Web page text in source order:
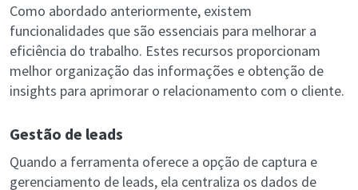
Como abordado anteriormente, existem
funcionalidades que são essenciais para melhorar a
eficiência do trabalho. Estes recursos proporcionam
melhor organização das informações e obtenção de
insights para aprimorar o relacionamento com o cliente.
Gestão de leads
Quando a ferramenta oferece a opção de captura e
gerenciamento de leads, ela centraliza os dados de